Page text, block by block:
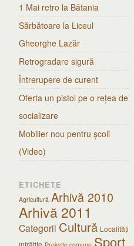
1 Mai retro la Bătania
Sărbătoare la Liceul
Gheorghe Lazăr
Retrogradare sigură
Întrerupere de curent
Oferta un pistol pe o rețea de
socializare
Mobilier nou pentru școli
(Video)
ETICHETE
Agricultură Arhivă 2010
Arhivă 2011
Categorii Cultură Localități
înfrățite
Sport